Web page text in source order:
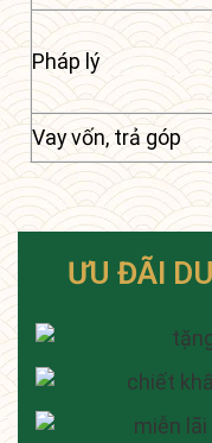
Pháp lý
Vay vốn, trả góp
ƯU ĐÃI